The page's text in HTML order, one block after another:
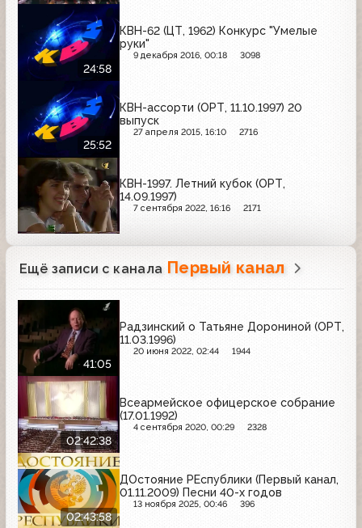
24:58
КВН-62 (ЦТ, 1962) Конкурс "Умелые
руки"
9 декабря 2016, 00:18 3098
25:52
КВН-ассорти (ОРТ, 11.10.1997) 20
выпуск
27 апреля 2015, 16:10 2716
КВН-1997. Летний кубок (ОРТ,
14.09.1997)
7 сентября 2022, 16:16 2171
Ещё записи с канала Первый канал
41:05
Радзинский о Татьяне Дорониной (ОРТ,
11.03.1996)
20 июня 2022, 02:44 1944
02:42:38
Всеармейское офицерское собрание
(17.01.1992)
4 сентября 2020, 00:29 2328
02:43:58
ДОстояние РЕспублики (Первый канал,
01.11.2009) Песни 40-х годов
13 ноября 2025, 00:46 396